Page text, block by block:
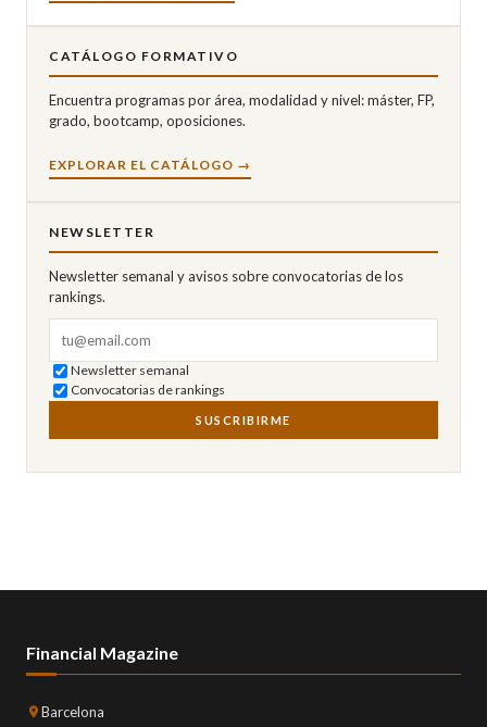
CATÁLOGO FORMATIVO
Encuentra programas por área, modalidad y nivel: máster, FP,
grado, bootcamp, oposiciones.
EXPLORAR EL CATÁLOGO →
NEWSLETTER
Newsletter semanal y avisos sobre convocatorias de los
rankings.
Newsletter semanal
Convocatorias de rankings
SUSCRIBIRME
Financial Magazine
Barcelona